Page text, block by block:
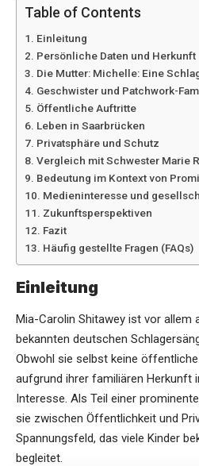
Table of Contents
Einleitung
Persönliche Daten und Herkunft
Die Mutter: Michelle: Eine
Geschwister und Patchwork-
Öffentliche Auftritte
Leben in Saarbrücken
Privatsphäre und Schutz
Vergleich mit Schwester Marie
Bedeutung im Kontext von
Medieninteresse und
Zukunftsperspektiven
Fazit
Häufig gestellte Fragen (FAQs)
Einleitung
Mia-Carolin Shitawey ist vor allem
bekannten deutschen
Obwohl sie selbst keine
aufgrund ihrer familiären Herkunft
Interesse. Als Teil einer
sie zwischen Öffentlichkeit und
Spannungsfeld, das viele Kinder
begleitet.